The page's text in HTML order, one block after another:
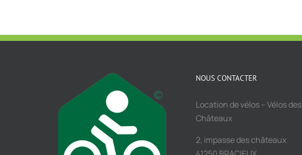
NOUS CONTACTER
Location de vélos – Vélos des
Châteaux
2, impasse des châteaux